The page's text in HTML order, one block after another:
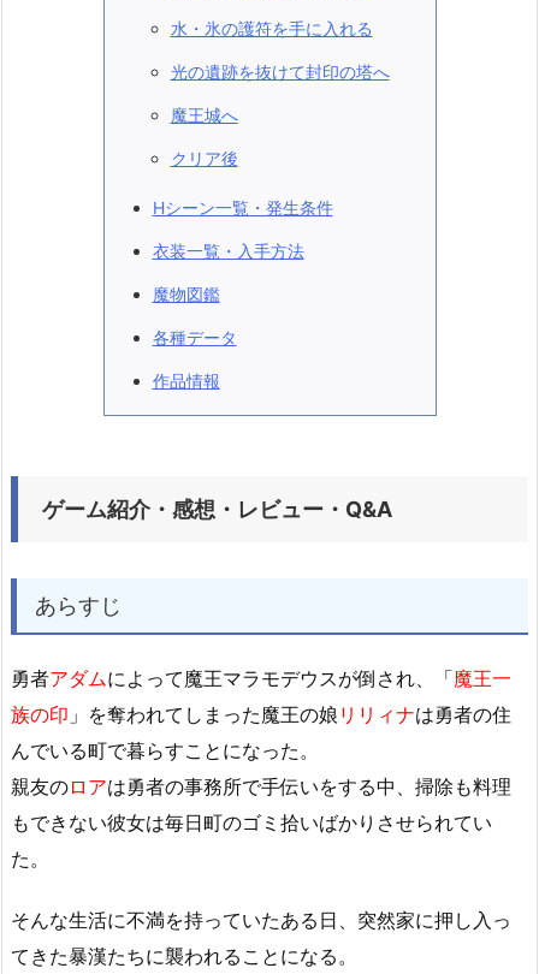
水・氷の護符を手に入れる
光の遺跡を抜けて封印の塔へ
魔王城へ
クリア後
Hシーン一覧・発生条件
衣装一覧・入手方法
魔物図鑑
各種データ
作品情報
ゲーム紹介・感想・レビュー・Q&A
あらすじ
勇者アダムによって魔王マラモデウスが倒され、「魔王一
族の印 」を奪われてしまった魔王の娘 リリィナは勇者の住
んでいる町で暮らすことになった。
親友のロアは勇者の事務所で手伝いをする中、掃除も料理
もできない彼女は毎日町のゴミ拾いばかりさせられてい
た。
そんな生活に不満を持っていたある日、突然家に押し入っ
てきた暴漢たちに襲われることになる。